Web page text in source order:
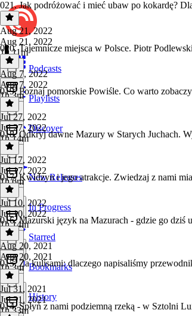
Podcasts
Playlists
Discover
New Releases
In Progress
Starred
Bookmarks
History
021. Jak podróżować i mieć ubaw po kokardę?
Aug 21, 2022
Aug 21, 2022
1h 11m
020. Tajemnicze miejsca w Polsce. Piotr
Aug 7, 2022
Aug 7, 2022
1h 3m
019. Poznaj pomorskie Powiśle. Co warto
Jul 27, 2022
Jul 27, 2022
1h 14m
018. Odkryj dawne Mazury w Starych Juchach.
Jul 17, 2022
Jul 17, 2022
1h 6m
017. Kwidzyn i jego atrakcje. Zwiedzaj z nami
Jul 10, 2022
Jul 10, 2022
1h 14m
016. Mazurski język na Mazurach - gdzie go dziś
Aug 20, 2021
Aug 20, 2021
1h 3m
015. Za kulisami: dlaczego napisaliśmy
Jul 31, 2021
Jul 31, 2021
1h 33m
014. Spłyń z nami podziemną rzeką - w Sztolni